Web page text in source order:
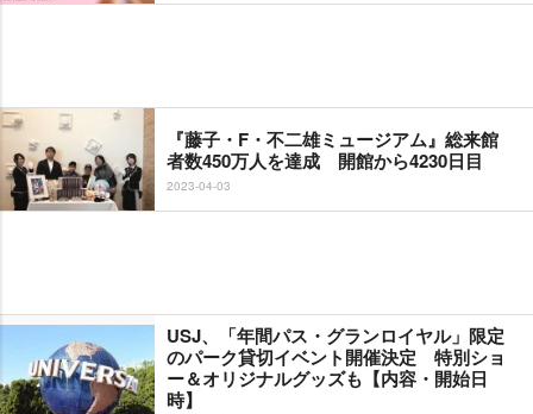
『藤子・F・不二雄ミュージアム』総来館
者数450万人を達成 開館から4230日目
2023-04-03
USJ、「年間パス・グランロイヤル」限定
のパーク貸切イベント開催決定 特別ショ
ー＆オリジナルグッズも【内容・開始日
時】